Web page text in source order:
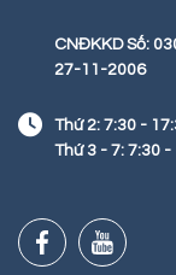
CNĐKKD Số:
27-11-2006
Thứ 2: 7:30 -
Thứ 3 - 7: 7:30 -